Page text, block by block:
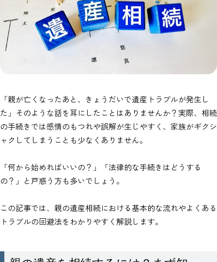
「親が亡くなったあと、きょうだいで遺産トラブルが発生し
た」そのような話を耳にしたことはありませんか？実際、相続
の手続きでは感情のもつれや誤解が生じやすく、家族がギクシ
ャクしてしまうことも少なくありません。
「何から始めればいいの？」「法律的な手続きはどうする
の？」と戸惑う方も多いでしょう。
この記事では、親の遺産相続における基本的な流れやよくある
トラブルの回避法をわかりやすく解説します。